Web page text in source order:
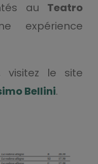
au Teatro
expérience
visitez le site
Bellini.